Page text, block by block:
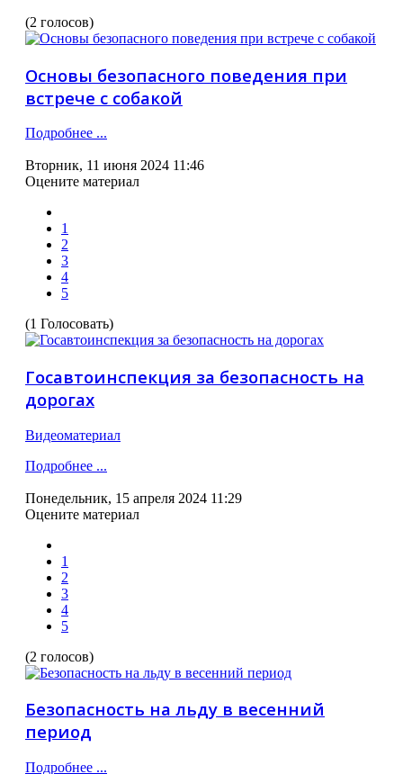
(2 голосов)
Основы безопасного поведения при
встрече с собакой
Подробнее ...
Вторник, 11 июня 2024 11:46
Оцените материал
1
2
3
4
5
(1 Голосовать)
Госавтоинспекция за безопасность на
дорогах
Видеоматериал
Подробнее ...
Понедельник, 15 апреля 2024 11:29
Оцените материал
1
2
3
4
5
(2 голосов)
Безопасность на льду в весенний
период
Подробнее ...